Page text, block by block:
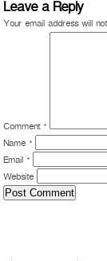
Leave a Reply
Your email address will
Comment *
Name *
Email *
Website